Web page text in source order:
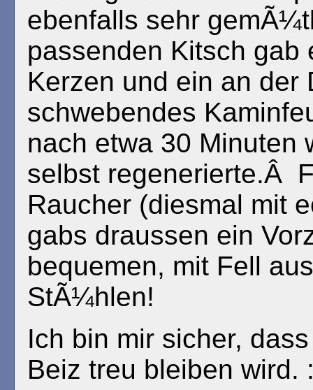
ebenfalls sehr
passenden Kitsch
Kerzen und ein an der
schwebendes
nach etwa 30 Minuten
selbst regenerierte.Â
Raucher (diesmal mit
gabs draussen ein
bequemen, mit Fell
StÃ¼hlen!
Ich bin mir sicher,
Beiz treu bleiben wird.